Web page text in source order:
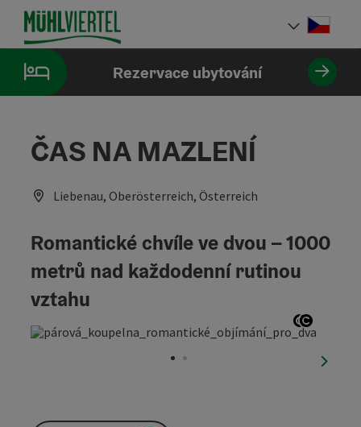
ObsahAccesskey
[0]
NavigaceAccesskey
[1]
Začátek stránky
Volba
Rezervace ubytování
ČAS NA MAZLENÍ
Liebenau, Oberösterreich, Österreich
Romantické chvíle ve dvou – 1000
metrů nad každodenní rutinou
vztahu
otevřít
otevřít